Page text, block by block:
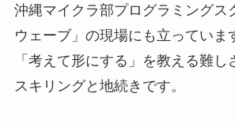
沖縄マイクラ部プログラミングス
ウェーブ」の現場にも立っていま
「考えて形にする」を教える難し
スキリングと地続きです。